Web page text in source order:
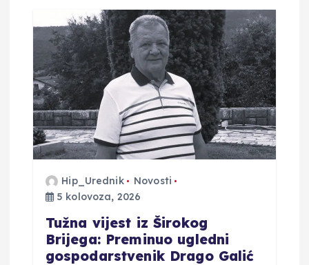
a
o
b
a
Hip_Urednik
Novosti
5 kolovoza, 2026
Tužna vijest iz Širokog
Brijega: Preminuo ugledni
gospodarstvenik Drago Galić